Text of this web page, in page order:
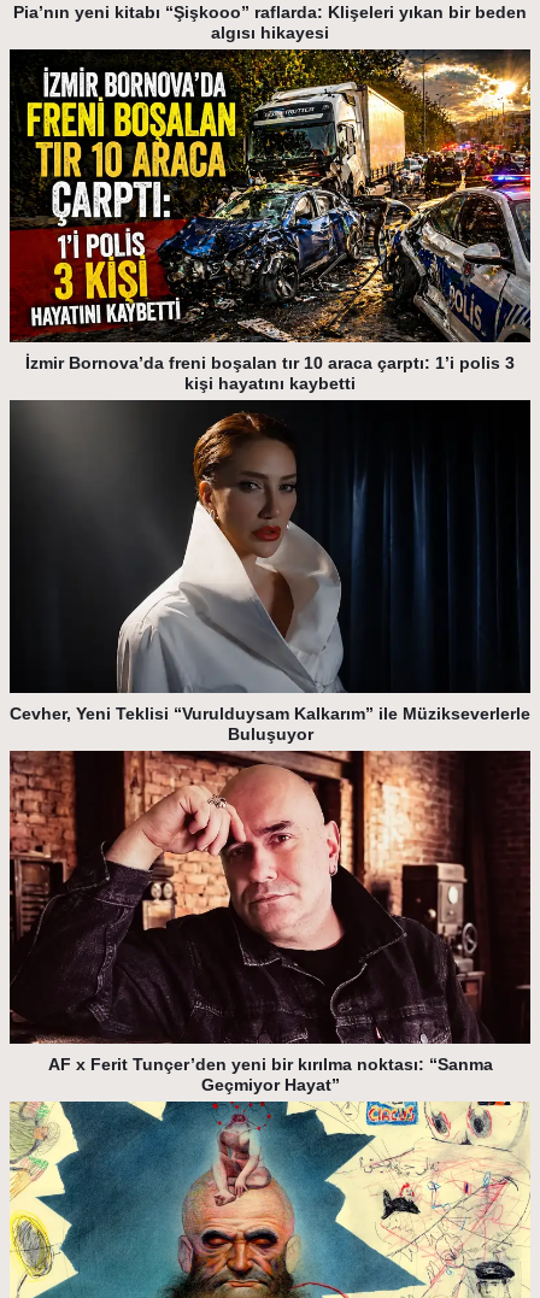
Pia’nın yeni kitabı “Şişkooo” raflarda: Klişeleri yıkan bir beden
algısı hikayesi
İzmir Bornova’da freni boşalan tır 10 araca çarptı: 1’i polis 3
kişi hayatını kaybetti
Cevher, Yeni Teklisi “Vurulduysam Kalkarım” ile Müzikseverlerle
Buluşuyor
AF x Ferit Tunçer’den yeni bir kırılma noktası: “Sanma
Geçmiyor Hayat”